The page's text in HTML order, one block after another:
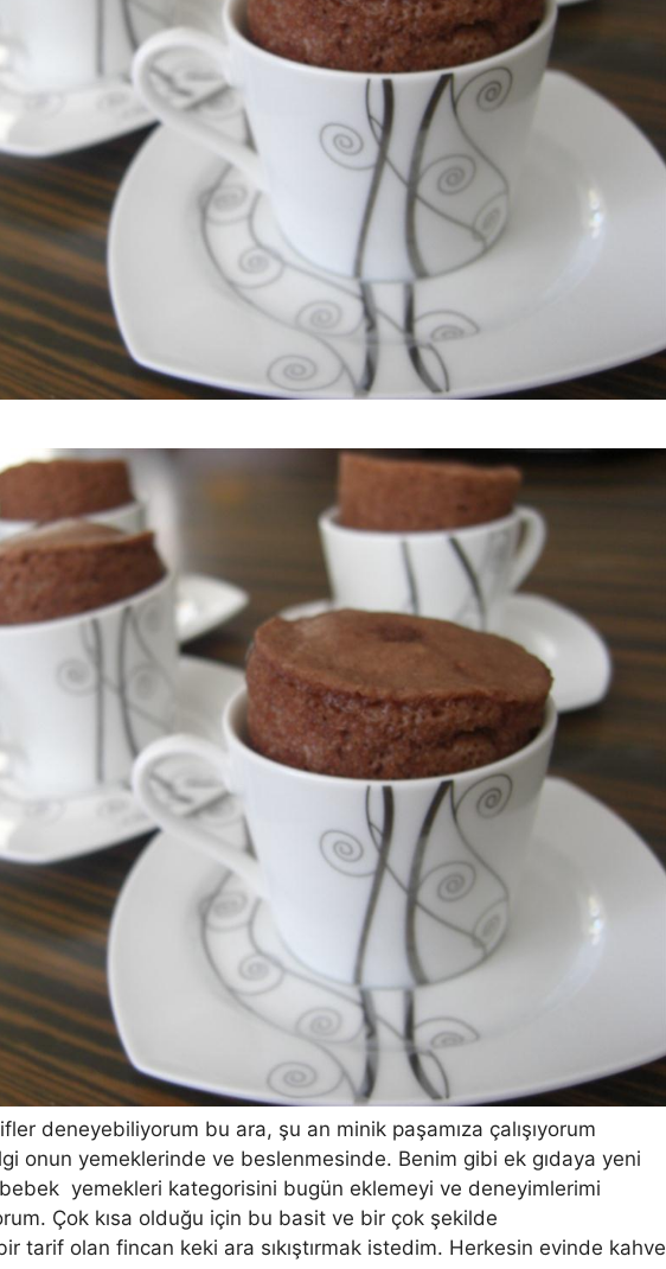
deneyebiliyorum bu ara, şu an minik paşamıza çalışıyorum
onun yemeklerinde ve beslenmesinde. Benim gibi ek gıdaya yeni
yemekleri kategorisini bugün eklemeyi ve deneyimlerimi
Çok kısa olduğu için bu basit ve bir çok şekilde
tarif olan fincan keki ara sıkıştırmak istedim. Herkesin evinde kahve